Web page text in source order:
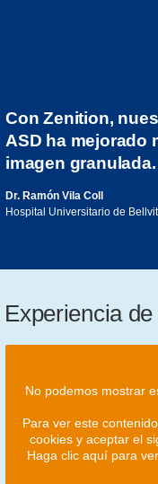
Con Zenition,
ASD ha mejorado
imagen
Dr. Ramón Vila Coll
Hospital Universitario de
Experiencia
No podemos mostrar
Para ver este
cookies y aceptar el
Haga clic aquí para